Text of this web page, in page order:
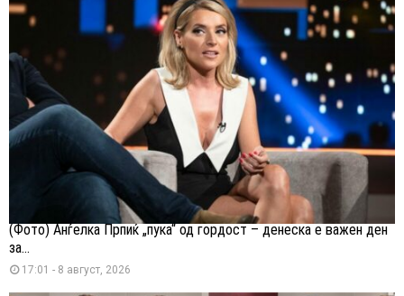
(Фото) Анѓелка Прпиќ „пука“ од гордост – денеска е важен ден
за...
17:01 - 8 август, 2026